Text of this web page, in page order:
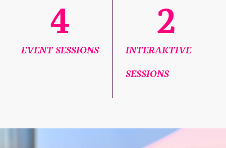
EVENT SESSIONS
4
INTERAKTIVE
SESSIONS
2